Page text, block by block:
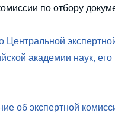
по отбору
академии наук,
об экспертной